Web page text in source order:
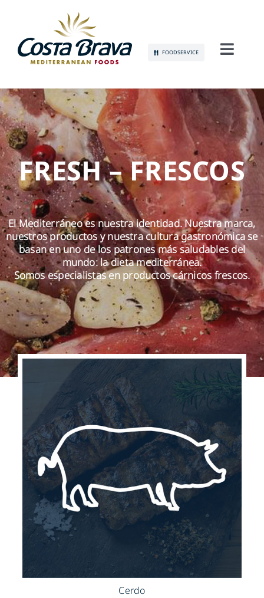
content
FOODSERVICE
SOSTENIBILIDAD
PRODUCTOS
COMUNICACIÓN
EMPLEO
CONTACTO
ES
FRESH – FRESCOS
El Mediterráneo es nuestra identidad. Nuestra marca,
nuestros productos y nuestra cultura gastronómica se
basan en uno de los patrones más saludables del
mundo: la dieta mediterránea.
Somos especialistas en productos cárnicos frescos.
Cerdo